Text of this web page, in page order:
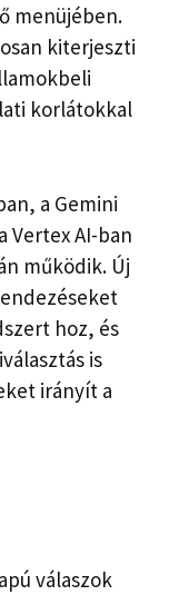
menüjében.
kiterjeszti
korlátokkal
a Gemini
Vertex AI-ban
működik. Új
hoz, és
is
irányít a
válaszok